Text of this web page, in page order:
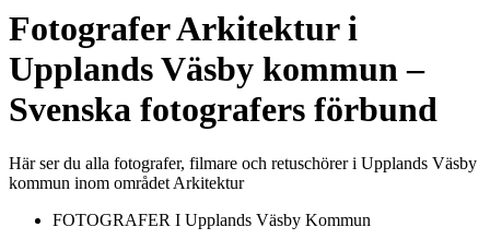
FotograferArkitekturi
Upplands Väsby kommun–
Svenska fotografers förbund
Här ser du alla fotografer, filmare och retuschörer i Upplands Väsby
kommun inom området Arkitektur
FOTOGRAFER I Upplands Väsby Kommun